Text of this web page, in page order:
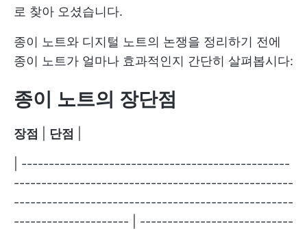
로 찾아 오셨습니다.
종이 노트와 디지털 노트의 논쟁을 정리하기 전에
종이 노트가 얼마나 효과적인지 간단히 살펴봅시다:
종이 노트의 장단점
장점 단점
| -------------------------------------------------
---------------------------------------------------
---------------------------------------------------
--------------------- | ----------------------------